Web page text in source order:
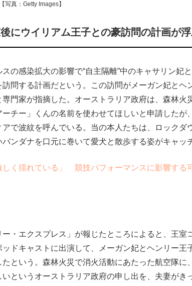
写真：Getty Images】
にウイリアム王子との豪訪問の計画が
の感染拡大の影響で“自主隔離”中のキャサリン妃
問する計画だという。この訪問がメーガン妃とヘ
門家が指摘した。オーストラリア政府は、森林火
ーチー」くんの名前を使わせてほしいと申請したが
で波紋を呼んでいる。当の本人たちは、ロックダ
ンダナを口元に巻いて愛犬と散歩する姿がキャッ
しく揺れている」 競技パフォーマンスに影響する
・エクスプレス」が報じたところによると、王室
ドキャストに出演して、メーガン妃とヘンリー王
たという。森林火災で消火活動にあたった航空隊に
というオーストラリア政府の申し出を、夫妻がき